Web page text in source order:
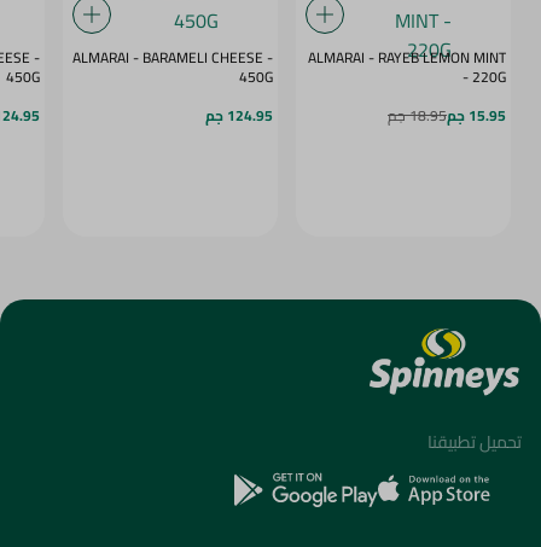
ALMARAI - RAYEB LEMON MINT
- 220G
15.95 جم
18.95 جم
ALMARAI - BARAMELI CHEESE -
450G
124.95 جم
-
450G
124.95
تحميل تطبيقنا